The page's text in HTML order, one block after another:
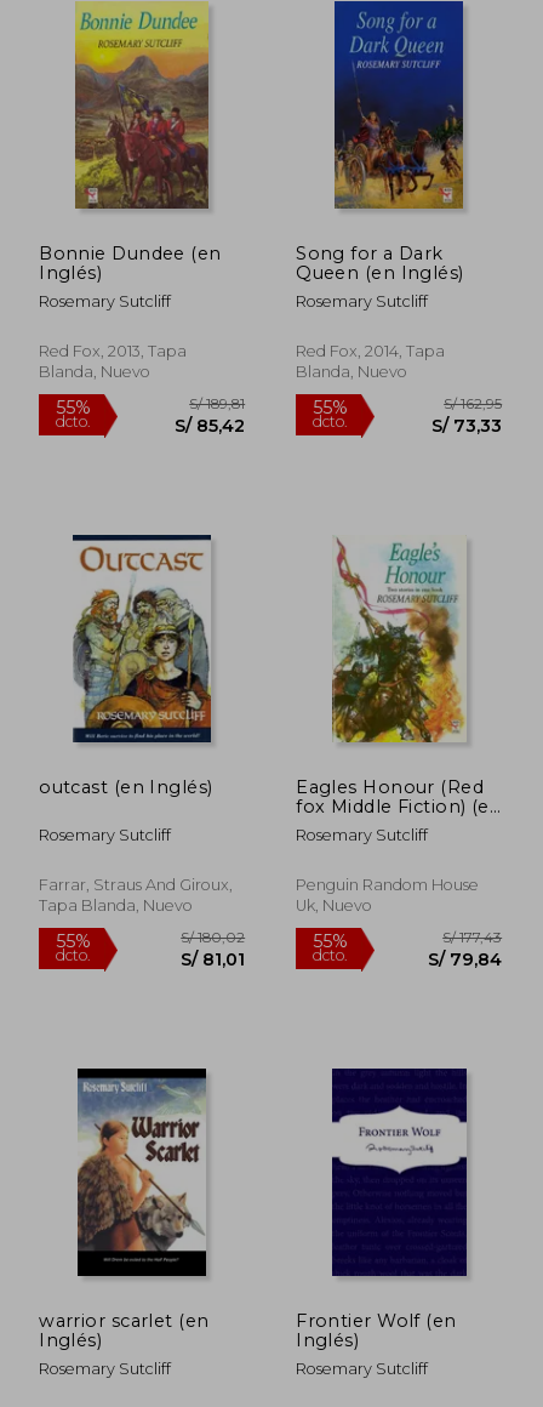
55%
dcto. S/ 60,92
55%
Bonnie Dundee (en
Inglés)
Rosemary Sutcliff
Red Fox, 2013, Tapa
Blanda, Nuevo
Song for a Dark
Queen (en Inglés)
Rosemary Sutcliff
Red Fox, 2014, Tapa
Blanda, Nuevo
outcast (en Inglés)
Rosemary Sutcliff
Farrar, Straus And Giroux,
Tapa Blanda, Nuevo
Eagles Honour (Red
fox Middle Fiction) (en
Inglés)
Rosemary Sutcliff
Penguin Random House
Uk, Nuevo
warrior scarlet (en
Inglés)
Rosemary Sutcliff
Frontier Wolf (en
Inglés)
Rosemary Sutcliff